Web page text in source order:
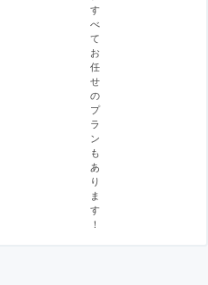
す
べ
て
お
任
せ
の
プ
ラ
ン
も
あ
り
ま
す
！